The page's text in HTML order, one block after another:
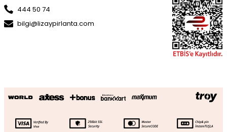
444 50 74
bilgi@lizaypirlanta.com